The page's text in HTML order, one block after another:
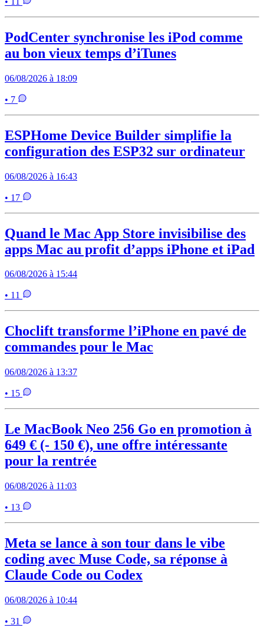
PodCenter synchronise les iPod comme
au bon vieux temps d’iTunes
06/08/2026 à 18:09
• 7
ESPHome Device Builder simplifie la
configuration des ESP32 sur ordinateur
06/08/2026 à 16:43
• 17
Quand le Mac App Store invisibilise des
apps Mac au profit d’apps iPhone et iPad
06/08/2026 à 15:44
• 11
Choclift transforme l’iPhone en pavé de
commandes pour le Mac
06/08/2026 à 13:37
• 15
Le MacBook Neo 256 Go en promotion à
649 € (- 150 €), une offre intéressante
pour la rentrée
06/08/2026 à 11:03
• 13
Meta se lance à son tour dans le vibe
coding avec Muse Code, sa réponse à
Claude Code ou Codex
06/08/2026 à 10:44
• 31